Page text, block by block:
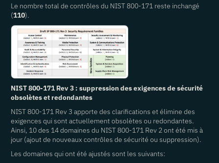
Le nombre total de contrôles du NIST 800-171 reste inchangé
(110).
NIST 800-171 Rev 3 : suppression des exigences de sécurité
obsolètes et redondantes
NIST 800-171 Rev 3 apporte des clarifications et élimine des
exigences qui sont actuellement obsolètes ou redondantes.
Ainsi, 10 des 14 domaines du NIST 800-171 Rev 2 ont été mis à
jour (ajout de nouveaux contrôles de sécurité ou suppression).
Les domaines qui ont été ajustés sont les suivants: